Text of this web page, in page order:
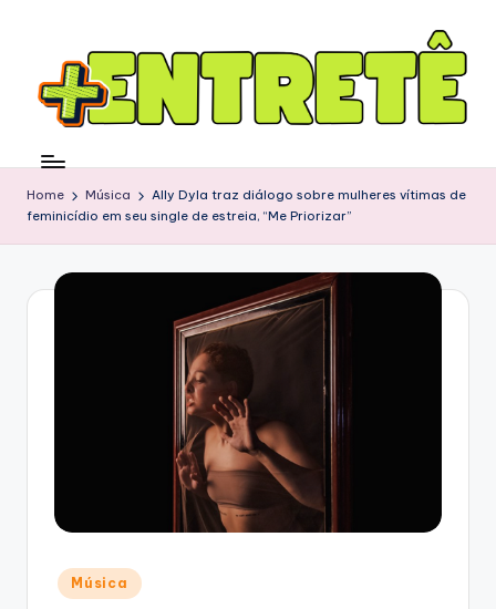
Home Música
Ally Dyla traz diálogo sobre mulheres vítimas de
feminicídio em seu single de estreia, “Me Priorizar”
Posted
in
Música